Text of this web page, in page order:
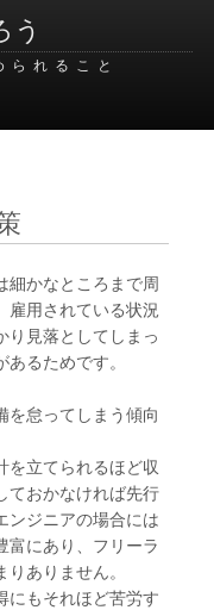
う
られること
細かなところまで周
雇用されている状況
り見落としてしまっ
るためです。
を怠ってしまう傾向
を立てられるほど収
ておかなければ先行
ンジニアの場合には
富にあり、フリーラ
ありません。
にもそれほど苦労す